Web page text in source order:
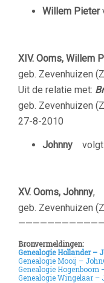
Willem Pieter
XIV. Ooms, Willem
geb. Zevenhuizen
Uit de relatie met:
geb. Zevenhuizen
27-8-2010
Johnny
XV. Ooms, Johnny,
geb. Zevenhuizen
Bronvermeldingen:
Genealogie Hollander –
Genealogie Mooij –
Genealogie Hogenboom
Genealogie Wingelaar –